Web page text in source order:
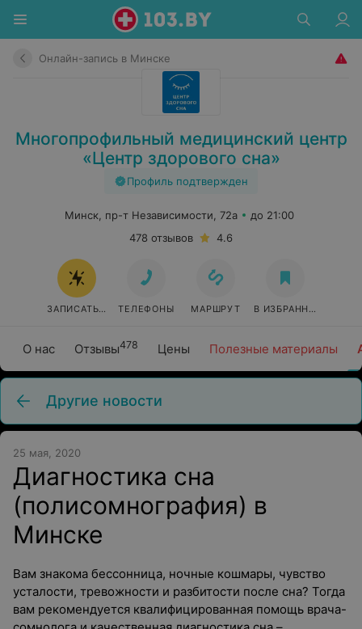
Онлайн-запись в Минске
Многопрофильный медицинский центр
«Центр здорового сна»
Профиль подтвержден
О нас Отзывы478 Цены Полезные материалы
Минск, пр-т Независимости, 72а
до 21:00
478 отзывов
4.6
ЗАПИСАТЬСЯ ОНЛАЙН
ТЕЛЕФОНЫ МАРШРУТ В ИЗБРАННОЕ
Другие новости
25 мая, 2020
Диагностика сна
(полисомнография) в
Минске
Вам знакома бессонница, ночные кошмары, чувство
усталости, тревожности и разбитости после сна? Тогда
вам рекомендуется квалифицированная помощь врача-